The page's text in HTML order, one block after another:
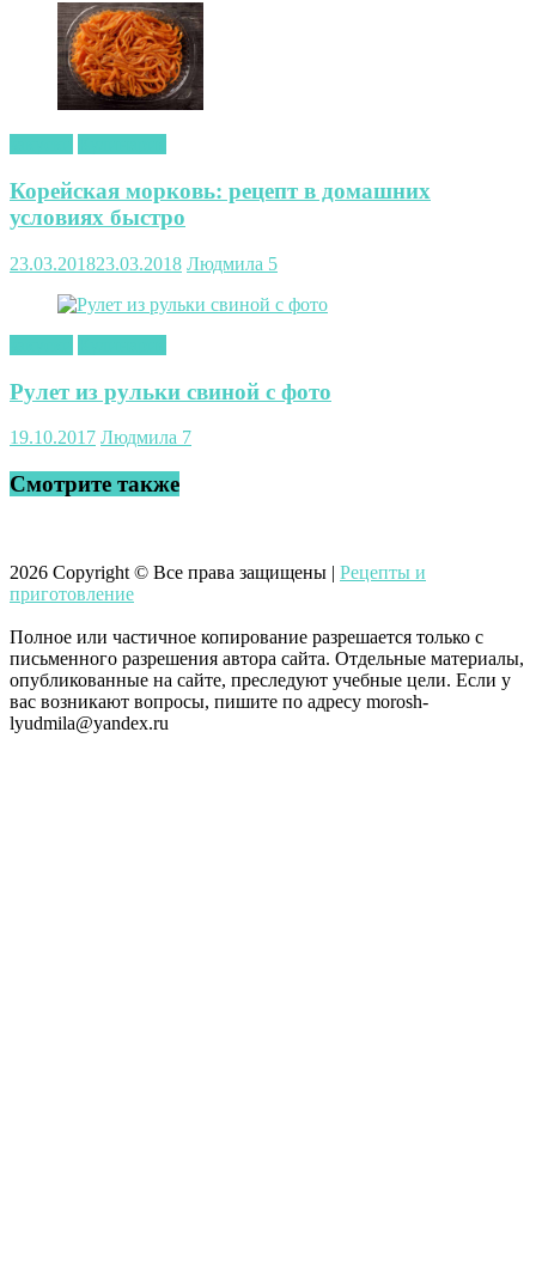
Корейская морковь: рецепт в домашних
условиях быстро
23.03.201823.03.2018 Людмила 5
Рулет из рульки свиной с фото
19.10.2017 Людмила 7
Смотрите также
2026 Copyright © Все права защищены | Рецепты и
приготовление
Полное или частичное копирование разрешается только с
письменного разрешения автора сайта. Отдельные материалы,
опубликованные на сайте, преследуют учебные цели. Если у
вас возникают вопросы, пишите по адресу morosh-
lyudmila@yandex.ru